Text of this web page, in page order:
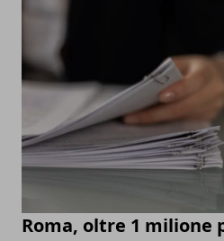
Roma, oltre 1 milione